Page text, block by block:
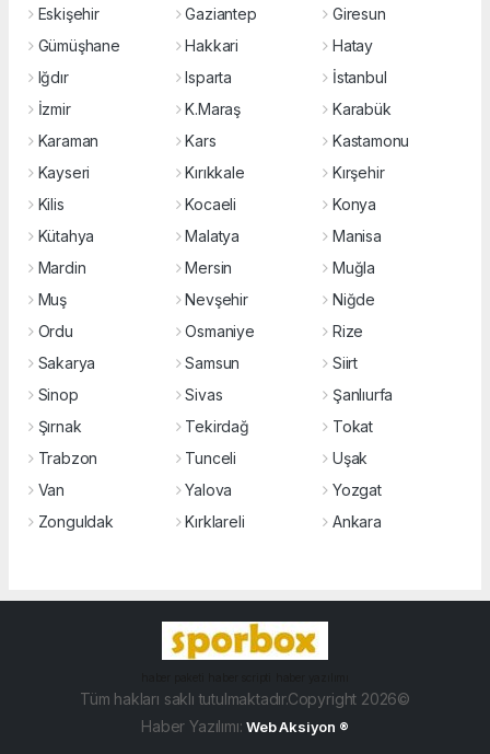
Eskişehir
Gaziantep
Giresun
Gümüşhane
Hakkari
Hatay
Iğdır
Isparta
İstanbul
İzmir
K.Maraş
Karabük
Karaman
Kars
Kastamonu
Kayseri
Kırıkkale
Kırşehir
Kilis
Kocaeli
Konya
Kütahya
Malatya
Manisa
Mardin
Mersin
Muğla
Muş
Nevşehir
Niğde
Ordu
Osmaniye
Rize
Sakarya
Samsun
Siirt
Sinop
Sivas
Şanlıurfa
Şırnak
Tekirdağ
Tokat
Trabzon
Tunceli
Uşak
Van
Yalova
Yozgat
Zonguldak
Kırklareli Ankara
Tüm hakları saklı tutulmaktadır.Copyright 2026©
Haber Yazılımı:Web Aksiyon ®